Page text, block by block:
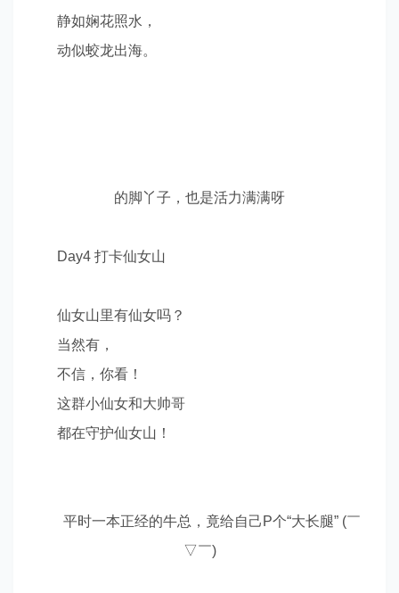
静如娴花照水，
动似蛟龙出海。
的脚丫子，也是活力满满呀
Day4 打卡仙女山
仙女山里有仙女吗？
当然有，
不信，你看！
这群小仙女和大帅哥
都在守护仙女山！
平时一本正经的牛总，竟给自己 P个“大长腿” (￣
▽￣)